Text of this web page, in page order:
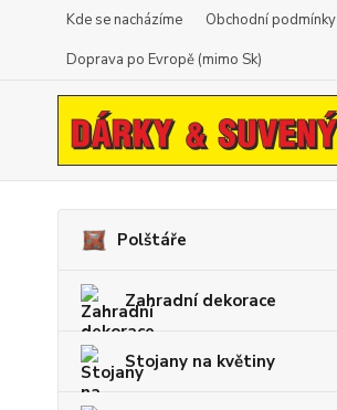
Kde se nacházíme Obchodní podmínky
Doprava po Evropě (mimo Sk)
Polštáře
Zahradní dekorace
Stojany na květiny